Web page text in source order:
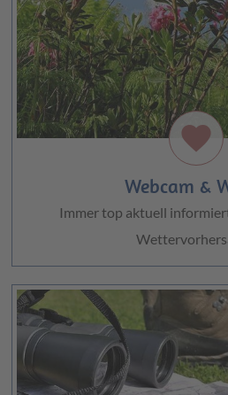
favorite
Webcam &
Immer top aktuell